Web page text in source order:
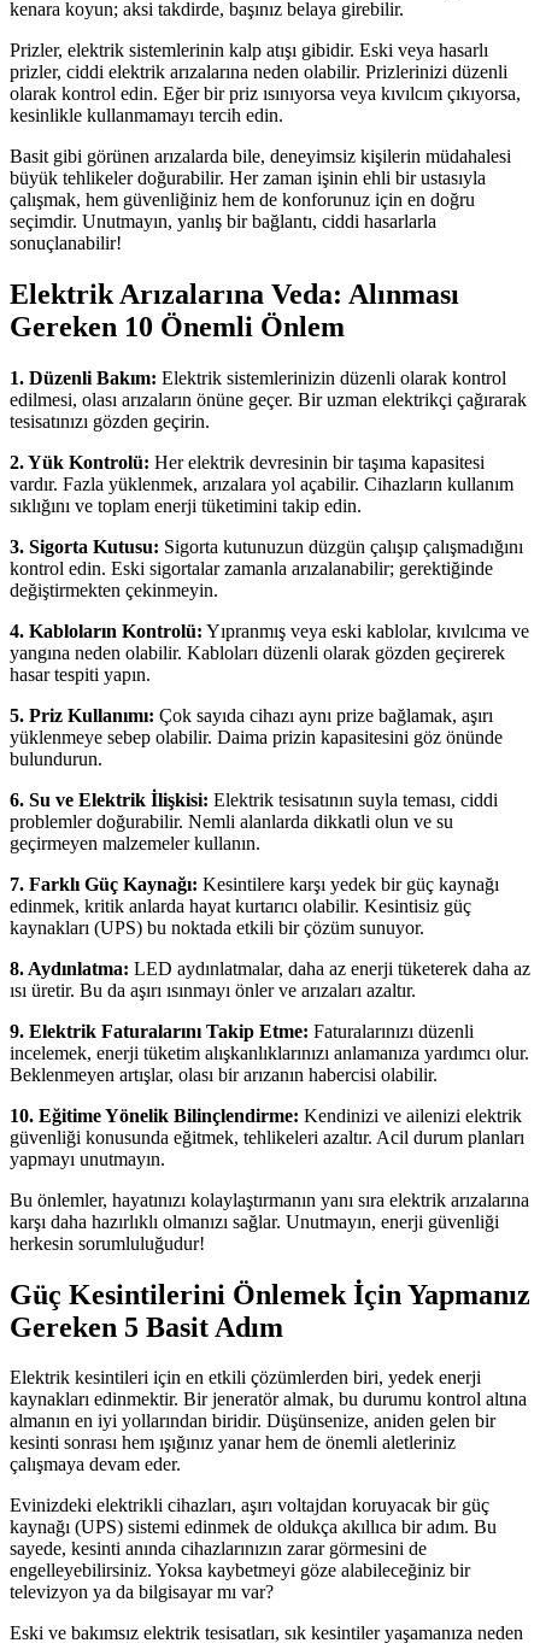
kenara koyun; aksi takdirde, başınız belaya girebilir.
Prizler, elektrik sistemlerinin kalp atışı gibidir. Eski veya hasarlı
prizler, ciddi elektrik arızalarına neden olabilir. Prizlerinizi düzenli
olarak kontrol edin. Eğer bir priz ısınıyorsa veya kıvılcım çıkıyorsa,
kesinlikle kullanmamayı tercih edin.
Basit gibi görünen arızalarda bile, deneyimsiz kişilerin müdahalesi
büyük tehlikeler doğurabilir. Her zaman işinin ehli bir ustasıyla
çalışmak, hem güvenliğiniz hem de konforunuz için en doğru
seçimdir. Unutmayın, yanlış bir bağlantı, ciddi hasarlarla
sonuçlanabilir!
Elektrik Arızalarına Veda: Alınması
Gereken 10 Önemli Önlem
1. Düzenli Bakım: Elektrik sistemlerinizin düzenli olarak kontrol
edilmesi, olası arızaların önüne geçer. Bir uzman elektrikçi çağırarak
tesisatınızı gözden geçirin.
2. Yük Kontrolü: Her elektrik devresinin bir taşıma kapasitesi
vardır. Fazla yüklenmek, arızalara yol açabilir. Cihazların kullanım
sıklığını ve toplam enerji tüketimini takip edin.
3. Sigorta Kutusu: Sigorta kutunuzun düzgün çalışıp çalışmadığını
kontrol edin. Eski sigortalar zamanla arızalanabilir; gerektiğinde
değiştirmekten çekinmeyin.
4. Kabloların Kontrolü: Yıpranmış veya eski kablolar, kıvılcıma ve
yangına neden olabilir. Kabloları düzenli olarak gözden geçirerek
hasar tespiti yapın.
5. Priz Kullanımı: Çok sayıda cihazı aynı prize bağlamak, aşırı
yüklenmeye sebep olabilir. Daima prizin kapasitesini göz önünde
bulundurun.
6. Su ve Elektrik İlişkisi: Elektrik tesisatının suyla teması, ciddi
problemler doğurabilir. Nemli alanlarda dikkatli olun ve su
geçirmeyen malzemeler kullanın.
7. Farklı Güç Kaynağı: Kesintilere karşı yedek bir güç kaynağı
edinmek, kritik anlarda hayat kurtarıcı olabilir. Kesintisiz güç
kaynakları (UPS) bu noktada etkili bir çözüm sunuyor.
8. Aydınlatma: LED aydınlatmalar, daha az enerji tüketerek daha az
ısı üretir. Bu da aşırı ısınmayı önler ve arızaları azaltır.
9. Elektrik Faturalarını Takip Etme: Faturalarınızı düzenli
incelemek, enerji tüketim alışkanlıklarınızı anlamanıza yardımcı olur.
Beklenmeyen artışlar, olası bir arızanın habercisi olabilir.
10. Eğitime Yönelik Bilinçlendirme: Kendinizi ve ailenizi elektrik
güvenliği konusunda eğitmek, tehlikeleri azaltır. Acil durum planları
yapmayı unutmayın.
Bu önlemler, hayatınızı kolaylaştırmanın yanı sıra elektrik arızalarına
karşı daha hazırlıklı olmanızı sağlar. Unutmayın, enerji güvenliği
herkesin sorumluluğudur!
Güç Kesintilerini Önlemek İçin Yapmanız
Gereken 5 Basit Adım
Elektrik kesintileri için en etkili çözümlerden biri, yedek enerji
kaynakları edinmektir. Bir jeneratör almak, bu durumu kontrol altına
almanın en iyi yollarından biridir. Düşünsenize, aniden gelen bir
kesinti sonrası hem ışığınız yanar hem de önemli aletleriniz
çalışmaya devam eder.
Evinizdeki elektrikli cihazları, aşırı voltajdan koruyacak bir güç
kaynağı (UPS) sistemi edinmek de oldukça akıllıca bir adım. Bu
sayede, kesinti anında cihazlarınızın zarar görmesini de
engelleyebilirsiniz. Yoksa kaybetmeyi göze alabileceğiniz bir
televizyon ya da bilgisayar mı var?
Eski ve bakımsız elektrik tesisatları, sık kesintiler yaşamanıza neden